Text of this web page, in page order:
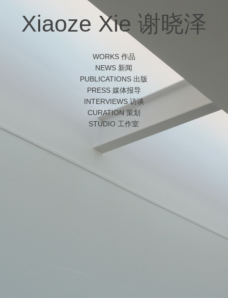
Xiaoze Xie 谢晓泽
WORKS 作品
NEWS 新闻
PUBLICATIONS 出版
PRESS 媒体报导
INTERVIEWS 访谈
CURATION 策划
STUDIO 工作室